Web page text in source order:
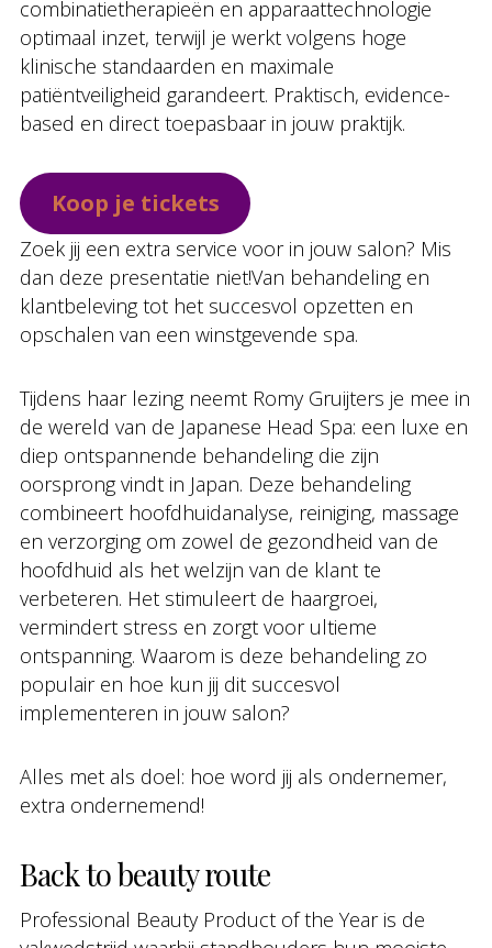
combinatietherapieën en apparaattechnologie
optimaal inzet, terwijl je werkt volgens hoge
klinische standaarden en maximale
patiëntveiligheid garandeert. Praktisch, evidence-
based en direct toepasbaar in jouw praktijk.
Koop je tickets
Zoek jij een extra service voor in jouw salon? Mis
dan deze presentatie niet!Van behandeling en
klantbeleving tot het succesvol opzetten en
opschalen van een winstgevende spa.
Tijdens haar lezing neemt Romy Gruijters je mee in
de wereld van de Japanese Head Spa: een luxe en
diep ontspannende behandeling die zijn
oorsprong vindt in Japan. Deze behandeling
combineert hoofdhuidanalyse, reiniging, massage
en verzorging om zowel de gezondheid van de
hoofdhuid als het welzijn van de klant te
verbeteren. Het stimuleert de haargroei,
vermindert stress en zorgt voor ultieme
ontspanning. Waarom is deze behandeling zo
populair en hoe kun jij dit succesvol
implementeren in jouw salon?
Alles met als doel: hoe word jij als ondernemer,
extra ondernemend!
Back to beauty route
Professional Beauty Product of the Year is de